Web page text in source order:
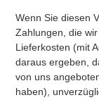
Wenn Sie diesen
Zahlungen, die
Lieferkosten (mit
daraus ergeben,
von uns
haben),